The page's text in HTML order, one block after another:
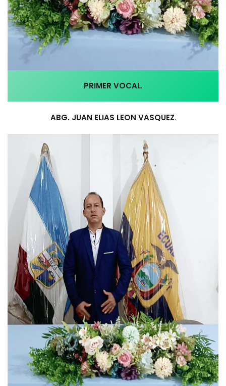
PRIMER VOCAL.
ABG. JUAN ELIAS LEON VASQUEZ.